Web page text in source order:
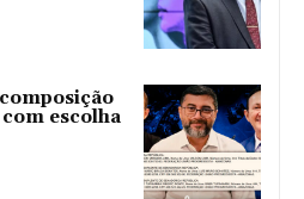
com escolha